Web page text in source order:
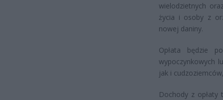
wielodzietnych
życia i osoby z
nowej daniny.
Opłata będzie
wypoczynkowych
jak i
Dochody z opłaty